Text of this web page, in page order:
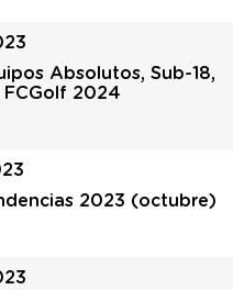
Absolutos, Sub-18,
FCGolf 2024
2023 (octubre)